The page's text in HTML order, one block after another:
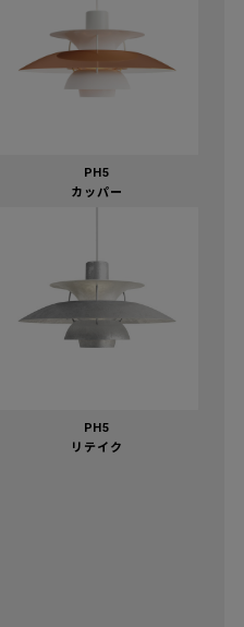
PH5
カッパー
PH5
リテイク